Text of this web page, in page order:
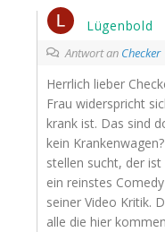
Lügenbold
Antwort an Checker
Herr­lich lie­ber
Frau wider­spricht
krank ist. Das sind
kein
stel­len sucht, der
ein reins­tes
sei­ner Video Kri­tik.
alle die hier